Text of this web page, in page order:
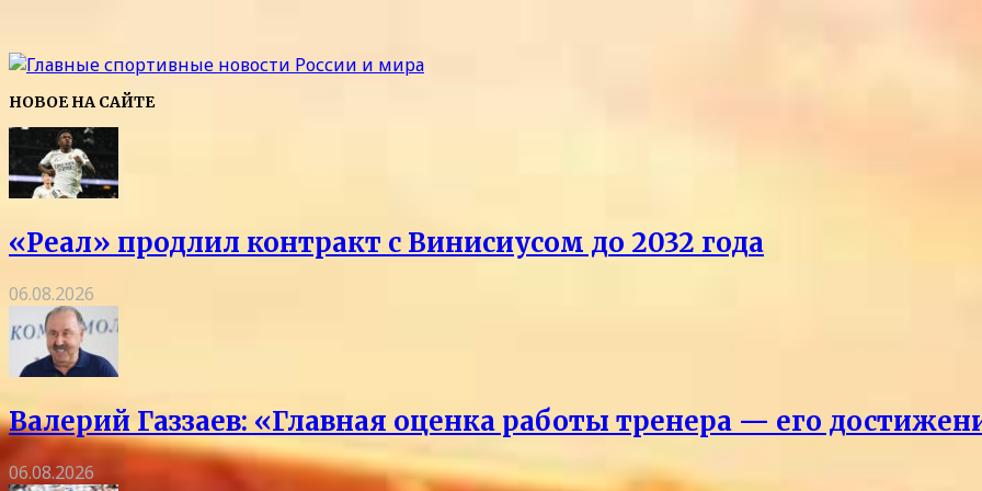
НОВОЕ НА САЙТЕ
«Реал» продлил контракт с Винисиусом до 2032 года
06.08.2026
Валерий Газзаев: «Главная оценка работы тренера — его
06.08.2026